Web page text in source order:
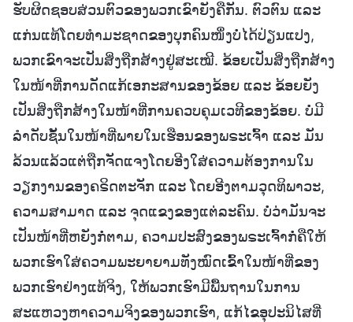
ຮັບຜິດຊອບສ່ວນຕົວຂອງພວກເຂົາຍັງຄືກັນ. ຕົວຕົນ ແລະ
ແກ່ນແທ້ໂດຍທຳມະຊາດຂອງບຸກຄົນໜຶ່ງບໍ່ໄດ້ປ່ຽນແປງ,
ພວກເຂົາຈະເປັນສິ່ງຖືກສ້າງຢູ່ສະເໝີ. ຂ້ອຍເປັນສິ່ງຖືກສ້າງ
ໃນໜ້າທີ່ການດັດແກ້ເອກະສານຂອງຂ້ອຍ ແລະ ຂ້ອຍຍັງ
ເປັນສິ່ງຖືກສ້າງໃນໜ້າທີ່ການຄວບຄຸມເວທີຂອງຂ້ອຍ. ບໍ່ມີ
ລຳດັບຊັ້ນໃນໜ້າທີ່ພາຍໃນເຮືອນຂອງພຣະເຈົ້າ ແລະ ມັນ
ລ້ວນແລ້ວແຕ່ຖືກຈັດແຈງໂດຍອີງໃສ່ຄວາມຕ້ອງການໃນ
ວຽກງານຂອງຄຣິດຕະຈັກ ແລະ ໂດຍອີງຕາມວຸດທິພາວະ,
ຄວາມສາມາດ ແລະ ຈຸດແຂງຂອງແຕ່ລະຄົນ. ບໍ່ວ່າມັນຈະ
ເປັນໜ້າທີ່ຫຍັງກໍ່ຕາມ, ຄວາມປະສົງຂອງພຣະເຈົ້າກໍ່ຄືໃຫ້
ພວກເຮົາໃສ່ຄວາມພະຍາຍາມທັງໝົດເຂົ້າໃນໜ້າທີ່ຂອງ
ພວກເຮົາຢ່າງແທ້ຈິງ, ໃຫ້ພວກເຮົາມີພື້ນຖານໃນການ
ສະແຫວງຫາຄວາມຈິງຂອງພວກເຮົາ, ແກ້ໄຂອຸປະນິໄສທີ່